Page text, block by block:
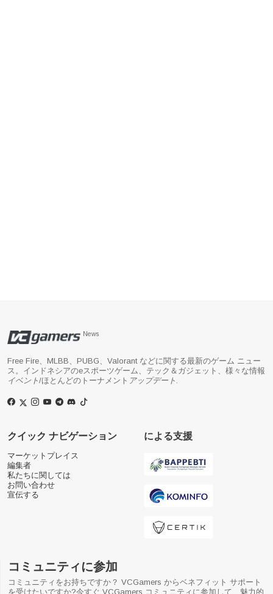
News
Free Fire、MLBB、PUBG、Valorant などに関する最新のゲーム ニュー
ス。インドネシアのeスポーツゲーム、テック＆ガジェット、様々な情報
イベント/ほとんどのトーナメント アップデート
クイック ナビゲーション
マーケットプレイス
編集者
私たちに関しては
お問い合わせ
宣伝する
による支援
コミュニティに参加
コミュニティをお持ちですか？ VCGamers からベネフィット サポート
を受けたいですか?今すぐ VCGamers コミュニティに参加して、魅力的